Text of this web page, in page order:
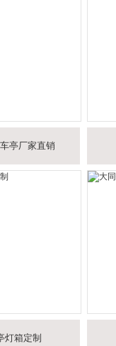
亭厂家直销
灯箱定制